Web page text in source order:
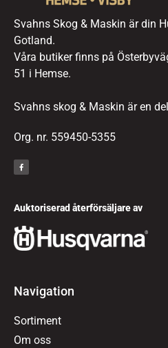
Svahns Skog & Maskin är din
Gotland.
Våra butiker finns på
51 i Hemse.
Svahns skog & Maskin är en
Org. nr. 559450-5355
Auktoriserad återförsäljare av
Navigation
Sortiment
Om oss